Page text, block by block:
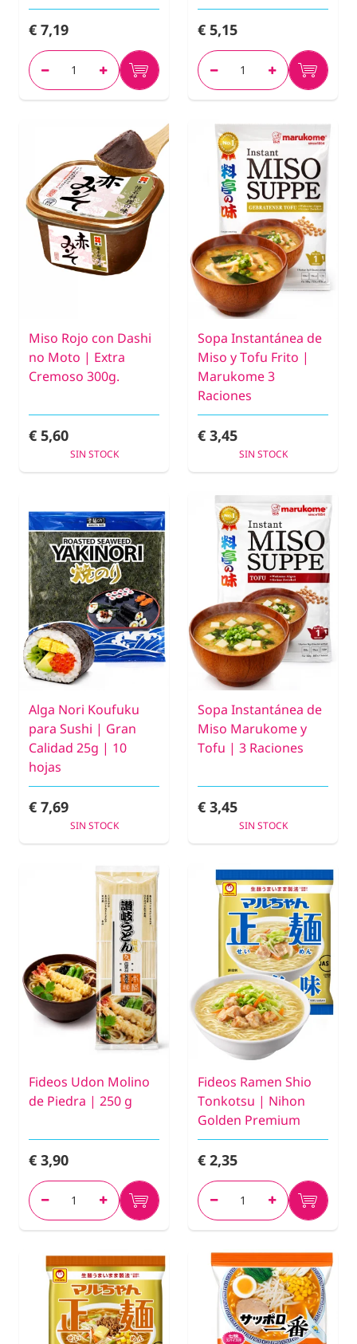
€ 7,19 € 5,15
Miso Rojo con Dashi
no Moto | Extra
Cremoso 300g.
€ 5,60
SIN STOCK
Sopa Instantánea de
Miso y Tofu Frito |
Marukome 3
Raciones
€ 3,45
SIN STOCK
Alga Nori Koufuku
para Sushi | Gran
Calidad 25g | 10
hojas
€ 7,69
SIN STOCK
Sopa Instantánea de
Miso Marukome y
Tofu | 3 Raciones
€ 3,45
SIN STOCK
Fideos Udon Molino
de Piedra | 250 g
€ 3,90
Fideos Ramen Shio
Tonkotsu | Nihon
Golden Premium
€ 2,35